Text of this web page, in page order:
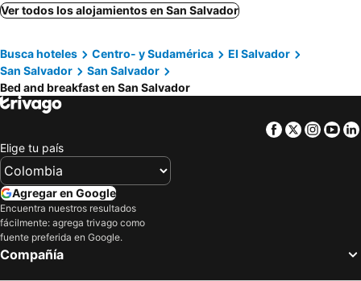
Santiago Texacuangos, bed and breakfasts
Cojutepeque, bed and breakfasts
Ver todos los alojamientos en San Salvador
Busca hoteles Centro- y Sudamérica
El Salvador
San Salvador
San Salvador
Bed and breakfast en San Salvador
Facebook
Twitter
Elige tu país
Agregar en Google
Encuentra nuestros resultados
fácilmente: agrega trivago como
fuente preferida en Google.
Compañía